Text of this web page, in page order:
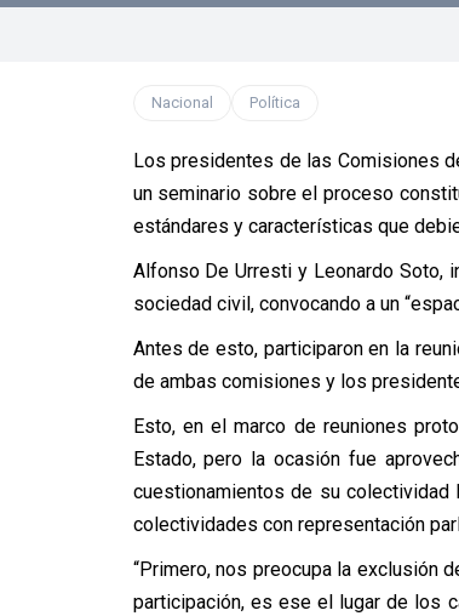
Nacional Política
Los presidentes de las Comisiones
un seminario sobre el proceso
estándares y características que
Alfonso De Urresti y Leonardo Soto,
sociedad civil, convocando a un
Antes de esto, participaron en la
de ambas comisiones y los
Esto, en el marco de reuniones
Estado, pero la ocasión fue
cuestionamientos de su
colectividades con representación
“Primero, nos preocupa la exclusión
participación, es ese el lugar de los